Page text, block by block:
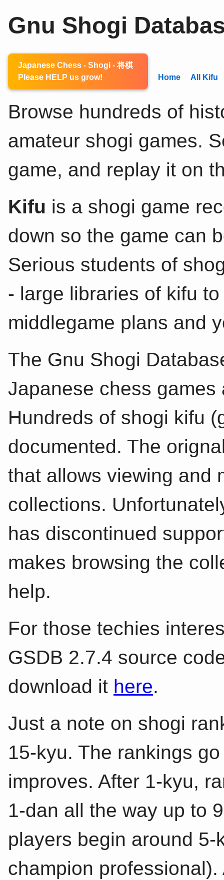
Gnu Shogi
Japanese Chess - Shogi - 将棋
Please HELP us grow!
Home All Kifu
Browse hundreds of
amateur shogi games.
game, and replay it on
Kifu is a shogi game
down so the game can
Serious students of
- large libraries of kifu
middlegame plans and
The Gnu Shogi
Japanese chess
Hundreds of shogi kifu
documented. The
that allows viewing and
collections.
has discontinued
makes browsing the
help.
For those techies
GSDB 2.7.4 source
download it here.
Just a note on shogi
15-kyu. The rankings
improves. After 1-kyu,
1-dan all the way up to
players begin around
champion